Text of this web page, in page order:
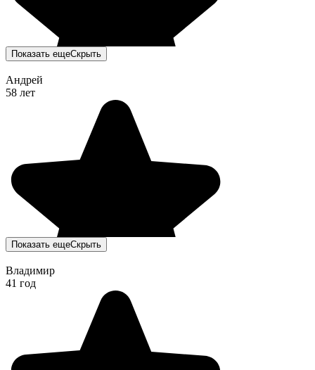
Показать ещеСкрыть
Андрей
58 лет
Показать ещеСкрыть
Владимир
41 год